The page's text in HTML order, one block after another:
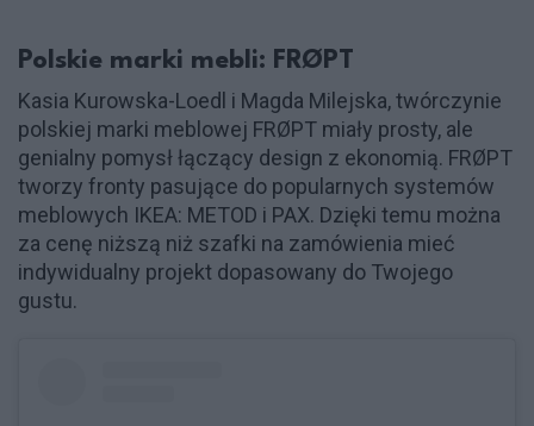
Polskie marki mebli: FRØPT
Kasia Kurowska-Loedl i Magda Milejska, twórczynie
polskiej marki meblowej FRØPT miały prosty, ale
genialny pomysł łączący design z ekonomią. FRØPT
tworzy fronty pasujące do popularnych systemów
meblowych IKEA: METOD i PAX. Dzięki temu można
za cenę niższą niż szafki na zamówienia mieć
indywidualny projekt dopasowany do Twojego
gustu.